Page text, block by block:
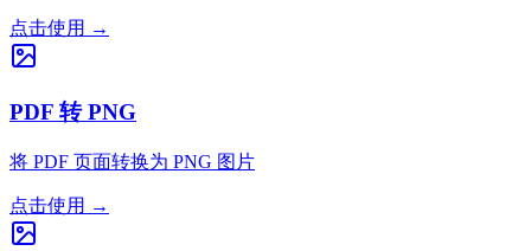
点击使用 →
PDF 转 PNG
将 PDF 页面转换为 PNG 图片
点击使用 →